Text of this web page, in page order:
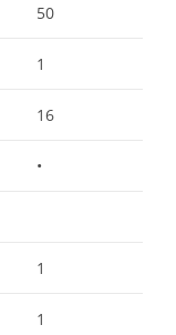
50
1
16
•
1
1